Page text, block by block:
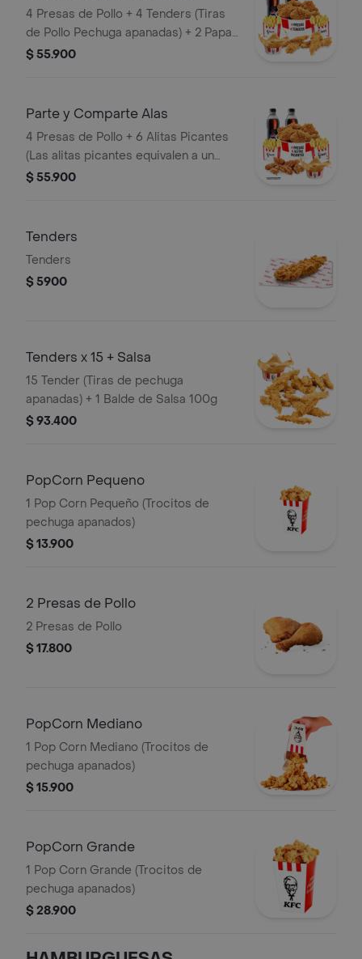
4 Presas de Pollo + 4 Tenders (Tiras
de Pollo Pechuga apanadas) + 2 Papas
Pequeñas + 1 Balde de Salsa 100g + 2
$ 55.900
Parte y Comparte Alas
4 Presas de Pollo + 6 Alitas Picantes
(Las alitas picantes equivalen a un
trozo de ala) + 2 Papas Pequeñas + 2
$ 55.900
Tenders
Tenders
$ 5900
Tenders x 15 + Salsa
15 Tender (Tiras de pechuga
apanadas) + 1 Balde de Salsa 100g
$ 93.400
PopCorn Pequeno
1 Pop Corn Pequeño (Trocitos de
pechuga apanados)
$ 13.900
2 Presas de Pollo
2 Presas de Pollo
$ 17.800
PopCorn Mediano
1 Pop Corn Mediano (Trocitos de
pechuga apanados)
$ 15.900
PopCorn Grande
1 Pop Corn Grande (Trocitos de
pechuga apanados)
$ 28.900